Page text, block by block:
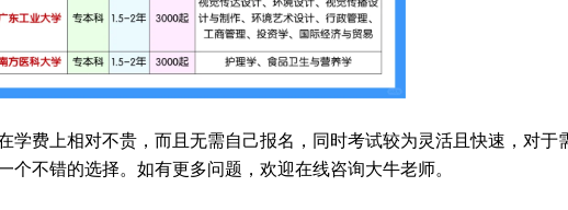
学费上相对不贵，而且无需自己报名，同时考试较为灵活且快速，对于
个不错的选择。如有更多问题，欢迎在线咨询大牛老师。